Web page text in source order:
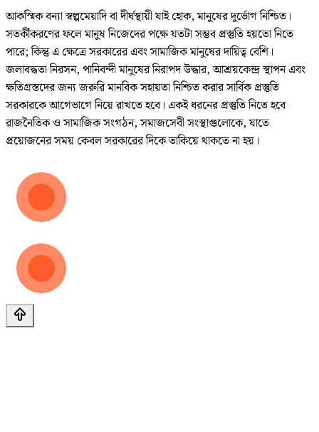
আকস্মিক বন্যা স্বল্পমেয়াদি বা দীর্ঘস্থায়ী যাই হোক, মানুষের দুর্ভোগ নিশ্চিত।
সতর্কীকরণের ফলে মানুষ নিজেদের পক্ষে যতটা সম্ভব প্রস্তুতি হয়তো নিতে
পারে; কিন্তু এ ক্ষেত্রে সরকারের এবং সামাজিক মানুষের দায়িত্ব বেশি।
জলাবদ্ধতা নিরসন, পানিবন্দী মানুষের নিরাপদ উদ্ধার, আশ্রয়কেন্দ্র স্থাপন এবং
ক্ষতিগ্রস্তদের জন্য জরুরি মানবিক সহায়তা নিশ্চিত করার সার্বিক প্রস্তুতি
সরকারকে আগেভাগে নিয়ে রাখতে হবে। একই ধরনের প্রস্তুতি নিতে হবে
রাজনৈতিক ও সামাজিক সংগঠন, সমাজসেবী সংস্থাগুলোকে, যাতে
প্রয়োজনের সময় কেবল সরকারের দিকে তাকিয়ে থাকতে না হয়।